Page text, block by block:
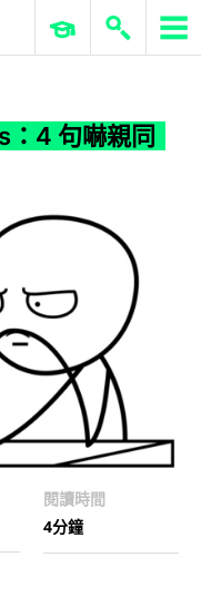
ERP 與商業 AI
4 句嚇親同
閱讀時間
4分鐘